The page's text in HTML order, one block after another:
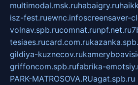
multimodal.msk.ruhabaigry.ru
isz-fest.ruewnc.infoscreensaver-
volnav.spb.rucomnat.runpf.net.ru
tesiaes.rucard.com.ru
gildiya-kuznecov.ru
griffoncom.spb.rufabrika-
PARK-MATROSOVA.RUagat.spb.ru